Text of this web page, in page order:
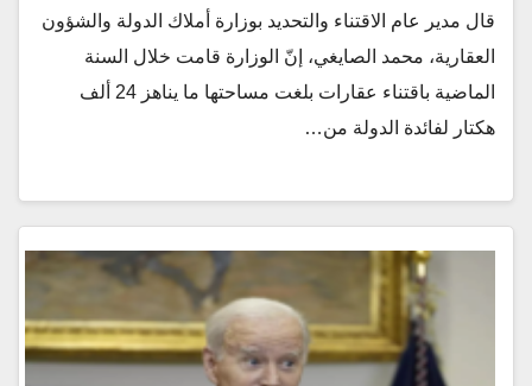
قال مدير عام الاقتناء والتحديد بوزارة أملاك الدولة والشؤون
العقارية، محمد الصايغي، إنّ الوزارة قامت خلال السنة
الماضية باقتناء عقارات بلغت مساحتها ما يناهز 24 ألف
هكتار لفائدة الدولة من…